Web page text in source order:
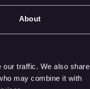
About
our traffic. We also share
may combine it with
en dat